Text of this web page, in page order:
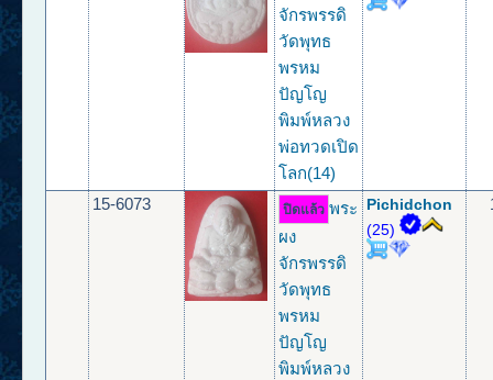
จักรพรรดิ
วัดพุทธ
พรหม
ปัญโญ
พิมพ์หลวง
พ่อทวดเปิด
โลก(14)
15-6073 ปิดแล้ว พระ
ผง
จักรพรรดิ
วัดพุทธ
พรหม
ปัญโญ
พิมพ์หลวง
Pichidchon
(25)